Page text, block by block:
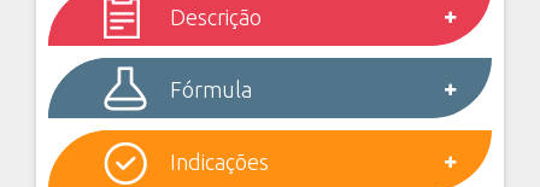
Descrição
Fórmula
Indicações